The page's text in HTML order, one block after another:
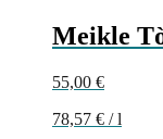
Meikle
55,00 €
78,57 € /l